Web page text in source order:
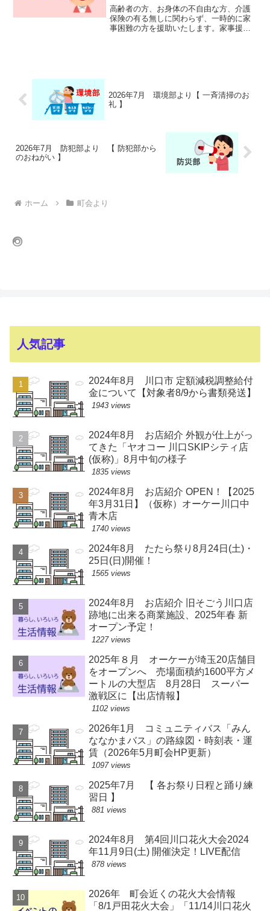
高齢者の方、お身体の不自由な方、介護
保険の有る無しに関わらず、一時的に家
事困難の方を援助いたします。家事援
2026年7月 環境部より【 一斉清掃のお
礼 】
2026年7月 防犯部より 【 防犯部から
のおねがい 】
ホーム 町会より
人気記事
2024年8月 川口市 定額減税調整給付
金について【対象者8/9から書類発送】
1943 views
2024年8月 お店紹介 外観が仕上がっ
てきた「ヤオコー 川口SKIPシティ店
(仮称)」8月中旬の様子
1835 views
2024年8月 お店紹介 OPEN！【2025
年3月31日】（仮称）オーケー川口中
青木店
1740 views
2024年8月 たたら祭り8月24日(土)・
25日(日)開催！
1565 views
2024年8月 お店紹介 旧そごう川口店
跡地に出来る商業施設、2025年春 新
オープン予定！
1227 views
2025年８月 オーケーが埼玉20店舗目
をオープンへ 売場面積約1600平方メ
ートルの大型店 8月28日 スーパー
激戦区に【出店情報】
1102 views
2026年1月 コミュニティバス「みん
ななかまバス」の路線図・時刻表・運
賃（2026年5月町会HP更新）
1097 views
2025年7月 【 各お祭り日程と踊り練
習日 】
881 views
2024年8月 第4回川口花火大会2024
年11月9日(土) 開催決定！LIVE配信
878 views
2026年 町会近くの花火大会情報
「8/1戸田花火大会」「11/14川口花火